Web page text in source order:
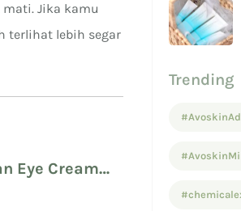
Jika kamu
terlihat lebih segar
Eye Cream
Trending